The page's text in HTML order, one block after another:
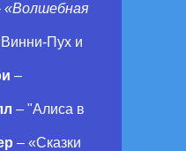
«Волшебная
Пух и
–
– "Алиса в
– «Сказки